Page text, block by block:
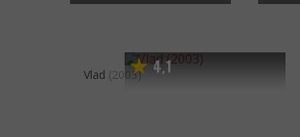
4,1
Vlad (2003)